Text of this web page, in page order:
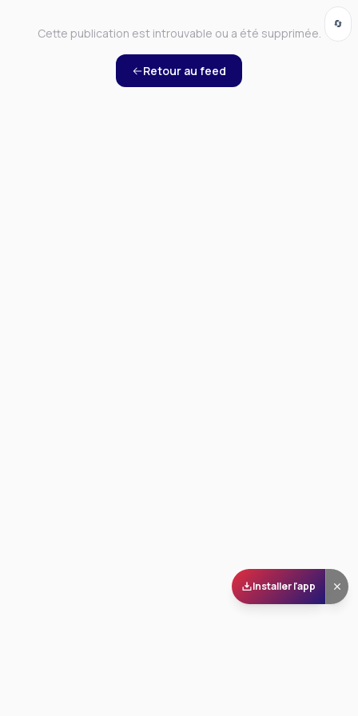
Cette publication est introuvable ou a été supprimée.
Retour au feed
Installer l'app
🔄